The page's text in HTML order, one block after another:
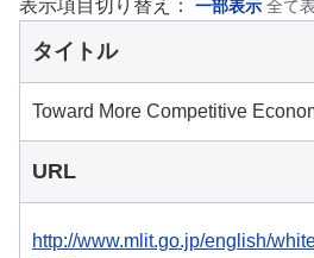
表示項目切り替え： 一部表示 全て
タイトル
Toward More Competitive
URL
http://www.mlit.go.jp/english/